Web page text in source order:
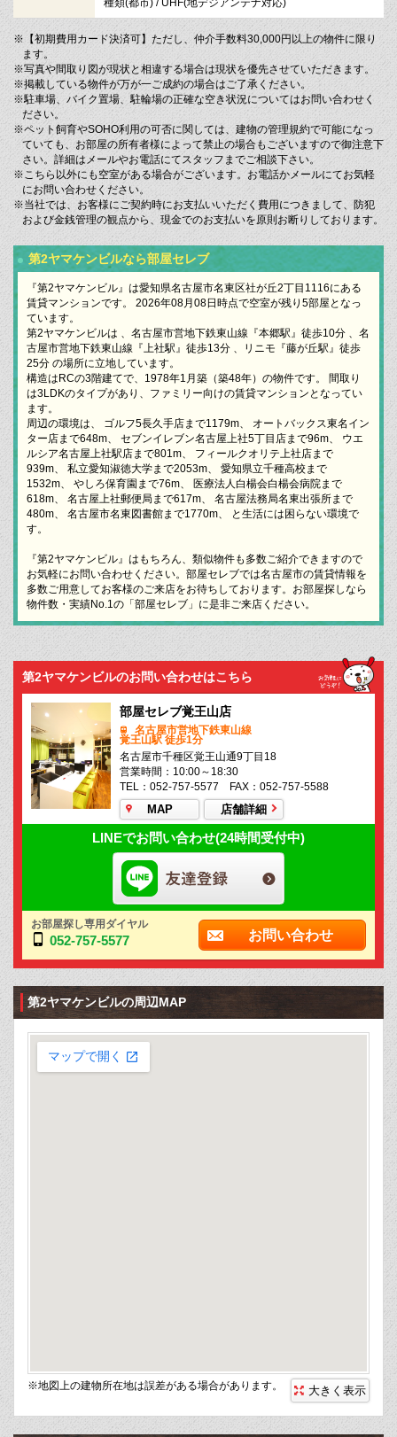
※【初期費用カード決済可】ただし、仲介手数料30,000円以上の物件に限り
ます。
※写真や間取り図が現状と相違する場合は現状を優先させていただきます。
※掲載している物件が万が一ご成約の場合はご了承ください。
※駐車場、バイク置場、駐輪場の正確な空き状況についてはお問い合わせく
ださい。
※ペット飼育やSOHO利用の可否に関しては、建物の管理規約で可能になっ
ていても、お部屋の所有者様によって禁止の場合もございますので御注意下
さい。詳細はメールやお電話にてスタッフまでご相談下さい。
※こちら以外にも空室がある場合がございます。お電話かメールにてお気軽
にお問い合わせください。
※当社では、お客様にご契約時にお支払いいただく費用につきまして、防犯
および金銭管理の観点から、現金でのお支払いを原則お断りしております。
第2ヤマケンビルなら部屋セレブ
『第2ヤマケンビル』は愛知県名古屋市名東区社が丘2丁目1116にある
賃貸マンションです。 2026年08月08日時点で空室が残り5部屋となっ
ています。
第2ヤマケンビルは 、名古屋市営地下鉄東山線『本郷駅』徒歩10分 、名
古屋市営地下鉄東山線『上社駅』徒歩13分 、リニモ『藤が丘駅』徒歩
25分 の場所に立地しています。
構造はRCの3階建てで、1978年1月築（築48年）の物件です。 間取り
は3LDKのタイプがあり、ファミリー向けの賃貸マンションとなってい
ます。
周辺の環境は、 ゴルフ5長久手店まで1179m、 オートバックス東名イン
ター店まで648m、 セブンイレブン名古屋上社5丁目店まで96m、 ウエ
ルシア名古屋上社駅店まで801m、 フィールクオリテ上社店まで
939m、 私立愛知淑徳大学まで2053m、 愛知県立千種高校まで
1532m、 やしろ保育園まで76m、 医療法人白楊会白楊会病院まで
618m、 名古屋上社郵便局まで617m、 名古屋法務局名東出張所まで
480m、 名古屋市名東図書館まで1770m、 と生活には困らない環境で
す。
『第2ヤマケンビル』はもちろん、類似物件も多数ご紹介できますので
お気軽にお問い合わせください。部屋セレブでは名古屋市の賃貸情報を
多数ご用意してお客様のご来店をお待ちしております。お部屋探しなら
物件数・実績No.1の「部屋セレブ」に是非ご来店ください。
第2ヤマケンビルのお問い合わせはこちら
部屋セレブ覚王山店
名古屋市営地下鉄東山線
覚王山駅 徒歩1分
名古屋市千種区覚王山通9丁目18
営業時間：10:00～18:30
TEL：052-757-5577 FAX：052-757-5588
MAP 店舗詳細
LINEでお問い合わせ(24時間受付中)
お部屋探し専用ダイヤル
052-757-5577 お問い合わせ
第2ヤマケンビルの周辺MAP
※地図上の建物所在地は誤差がある場合があります。 大きく表示